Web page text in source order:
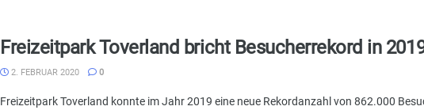
Freizeitpark Toverland bricht Besucherrekord in
2. FEBRUAR 2020 0
Freizeitpark Toverland konnte im Jahr 2019 eine neue Rekordanzahl von 862.000